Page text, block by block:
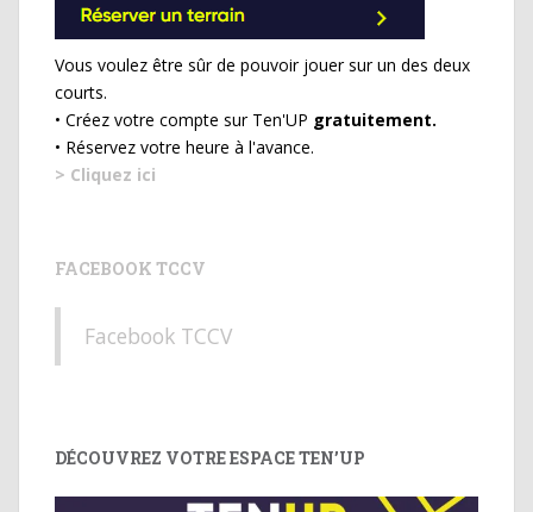
Vous voulez être sûr de pouvoir jouer sur un des deux
courts.
• Créez votre compte sur Ten'UP gratuitement.
• Réservez votre heure à l'avance.
> Cliquez ici
FACEBOOK TCCV
Facebook TCCV
DÉCOUVREZ VOTRE ESPACE TEN’UP